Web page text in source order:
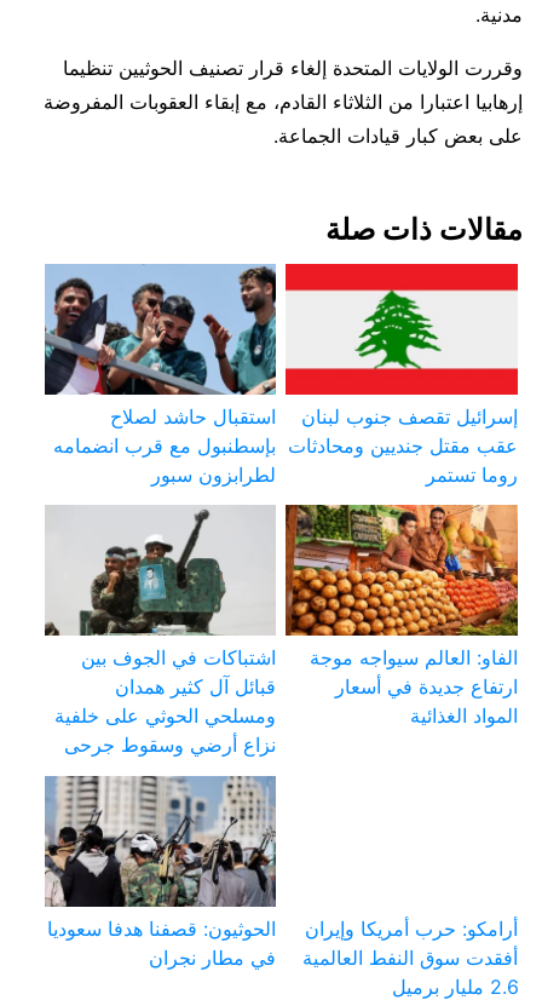
مدنية.
وقررت الولايات المتحدة إلغاء قرار تصنيف الحوثيين تنظيما
إرهابيا اعتبارا من الثلاثاء القادم، مع إبقاء العقوبات المفروضة
على بعض كبار قيادات الجماعة.
مقالات ذات صلة
إسرائيل تقصف جنوب لبنان
عقب مقتل جنديين ومحادثات
روما تستمر
استقبال حاشد لصلاح
بإسطنبول مع قرب انضمامه
لطرابزون سبور
الفاو: العالم سيواجه موجة
ارتفاع جديدة في أسعار
المواد الغذائية
اشتباكات في الجوف بين
قبائل آل كثير همدان
ومسلحي الحوثي على خلفية
نزاع أرضي وسقوط جرحى
أرامكو: حرب أمريكا وإيران
أفقدت سوق النفط العالمية
2.6 مليار برميل
الحوثيون: قصفنا هدفا سعوديا
في مطار نجران